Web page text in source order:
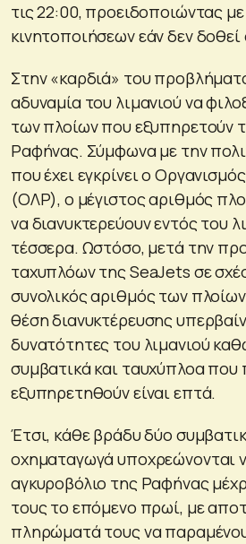
τις 22:00, προειδοποιώντας
κινητοποιήσεων εάν δεν δοθεί
Στην «καρδιά» του
αδυναμία του λιμανιού να
των πλοίων που εξυπηρετούν
Ραφήνας. Σύμφωνα με την
που έχει εγκρίνει ο
(ΟΛΡ), ο μέγιστος αριθμός
να διανυκτερεύουν εντός του
τέσσερα. Ωστόσο, μετά την
ταχυπλόων της SeaJets σε
συνολικός αριθμός των
θέση διανυκτέρευσης
δυνατότητες του λιμανιού
συμβατικά και ταυχύπλοα που
εξυπηρετηθούν είναι επτά.
Έτσι, κάθε βράδυ δύο
οχηματαγωγά υποχρεώνονται
αγκυροβόλιο της Ραφήνας
τους το επόμενο πρωί, με
πληρώματά τους να